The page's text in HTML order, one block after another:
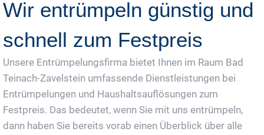
Wir entrümpeln günstig und
schnell zum Festpreis
Unsere Entrümpelungsfirma bietet Ihnen im Raum Bad
Teinach-Zavelstein umfassende Dienstleistungen bei
Entrümpelungen und Haushaltsauflösungen zum
Festpreis. Das bedeutet, wenn Sie mit uns entrümpeln,
dann haben Sie bereits vorab einen Überblick über alle